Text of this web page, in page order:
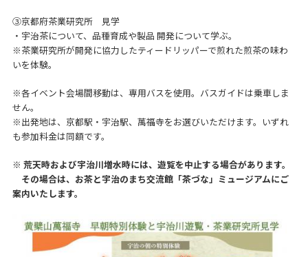
③京都府茶業研究所 見学
・宇治茶について、品種育成や製品 開発について学ぶ。
※茶業研究所が開発に協力したティードリッパーで煎れた煎茶の味わ
いを体験。
※各イベント会場間移動は、専用バスを使用。バスガイドは乗車しま
せん。
※出発地は、京都駅・宇治駅、萬福寺をお選びいただけます。いずれ
も参加料金は同額です。
※ 荒天時および宇治川増水時には、遊覧を中止する場合があります。
その場合は、お茶と宇治のまち交流館「茶づな」ミュージアムにご
案内いたします。